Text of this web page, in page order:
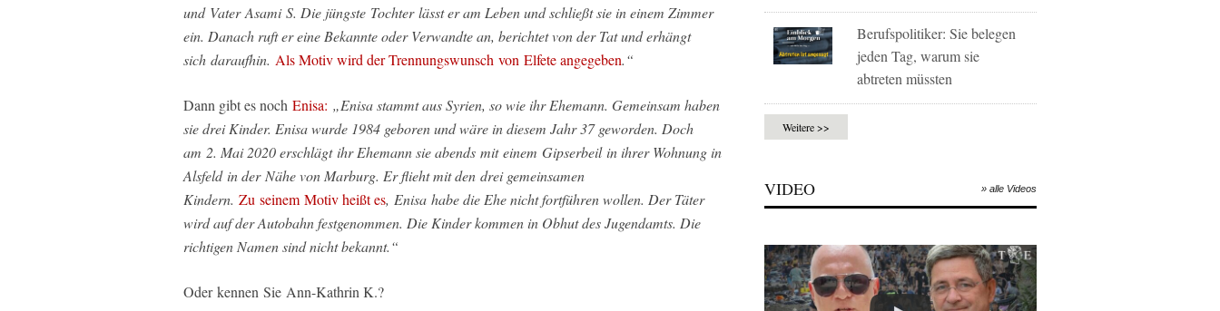
und Vater Asami S. Die jüngste Tochter lässt er am Leben und schließt sie in einem Zimmer
ein. Danach ruft er eine Bekannte oder Verwandte an, berichtet von der Tat und erhängt
sich daraufhin. Als Motiv wird der Trennungswunsch von Elfete angegeben.“
Dann gibt es noch Enisa: „Enisa stammt aus Syrien, so wie ihr Ehemann. Gemeinsam haben
sie drei Kinder. Enisa wurde 1984 geboren und wäre in diesem Jahr 37 geworden. Doch
am 2. Mai 2020 erschlägt ihr Ehemann sie abends mit einem Gipserbeil in ihrer Wohnung in
Alsfeld in der Nähe von Marburg. Er flieht mit den drei gemeinsamen
Kindern. Zu seinem Motiv heißt es, Enisa habe die Ehe nicht fortführen wollen. Der Täter
wird auf der Autobahn festgenommen. Die Kinder kommen in Obhut des Jugendamts. Die
richtigen Namen sind nicht bekannt.“
Oder kennen Sie Ann-Kathrin K.?
Berufspolitiker: Sie belegen
jeden Tag, warum sie
abtreten müssten
Weitere >>
VIDEO » alle Videos